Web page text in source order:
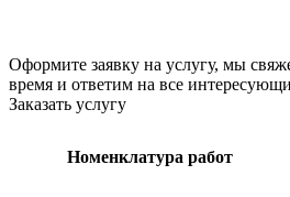
Оформите заявку на услугу, мы
время и ответим на все
Заказать услугу
Номенклатура работ